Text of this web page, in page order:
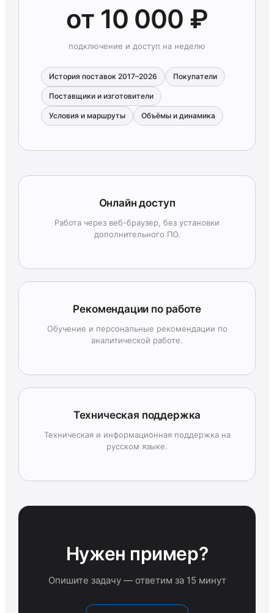
от 10 000 ₽
подключение и доступ на неделю
История поставок 2017–2026 Покупатели
Поставщики и изготовители
Условия и маршруты Объёмы и динамика
Онлайн доступ
Работа через веб-браузер, без установки
дополнительного ПО.
Рекомендации по работе
Обучение и персональные рекомендации по
аналитической работе.
Техническая поддержка
Техническая и информационная поддержка на
русском языке.
Нужен пример?
Опишите задачу — ответим за 15 минут